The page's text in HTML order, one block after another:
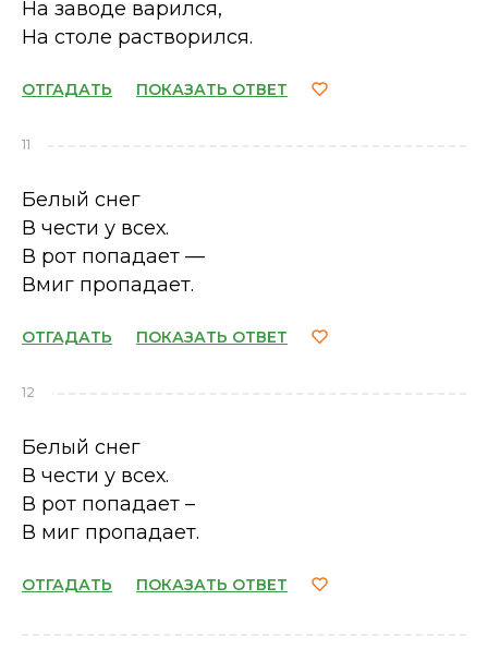
На заводе варился,
На столе растворился.
ОТГАДАТЬ ПОКАЗАТЬ ОТВЕТ
11
Белый снег
В чести у всех.
В рот попадает —
Вмиг пропадает.
ОТГАДАТЬ ПОКАЗАТЬ ОТВЕТ
12
Белый снег
В чести у всех.
В рот попадает –
В миг пропадает.
ОТГАДАТЬ ПОКАЗАТЬ ОТВЕТ